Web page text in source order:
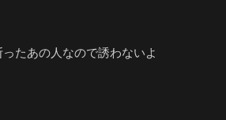
たあの人なので誘わないよ